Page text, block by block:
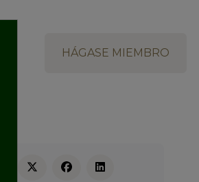
HÁGASE MIEMBRO